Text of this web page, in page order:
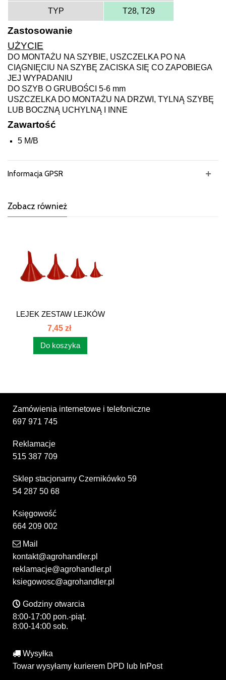
TYP T28, T29
Zastosowanie
UŻYCIE
DO MONTAŻU NA SZYBIE, USZCZELKA PO NA
CIĄGNIĘCIU NA SZYBĘ ZACISKA SIĘ CO ZAPOBIEGA
JEJ WYPADANIU
DO SZYB O GRUBOŚCI 5-6 mm
USZCZELKA DO MONTAŻU NA DRZWI, TYLNĄ SZYBĘ
LUB BOCZNĄ UCHYLNĄ I INNE
Zawartość
5 M/B
Informacja GPSR
Zobacz również
LEJEK ZESTAW LEJKÓW
PROSTYCH...
7,45 zł
Do koszyka
Zamówienia internetowe i telefoniczne
697 971 745
Reklamacje
515 387 709
Sklep stacjonarny Czernikówko 59
54 287 50 68
Księgowość
664 209 002
Mail
kontakt@agrohandler.pl
reklamacje@agrohandler.pl
ksiegowosc@agrohandler.pl
Godziny otwarcia
8:00-17:00 pon.-piąt.
8:00-14:00 sob.
Wysyłka
Towar wysyłamy kurierem DPD lub InPost